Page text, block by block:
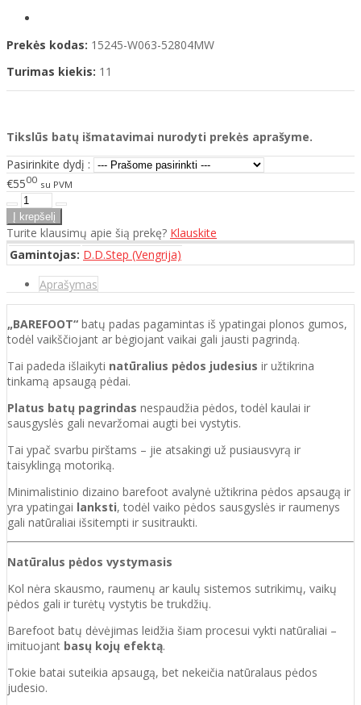
Prekės kodas: 15245-W063-52804MW
Turimas kiekis: 11
Tikslūs batų išmatavimai nurodyti prekės aprašyme.
Pasirinkite dydį :
€5500 su PVM
Turite klausimų apie šią prekę? Klauskite
Gamintojas: D.D.Step (Vengrija)
Aprašymas
„BAREFOOT“ batų padas pagamintas iš ypatingai plonos gumos,
todėl vaikščiojant ar bėgiojant vaikai gali jausti pagrindą.
Tai padeda išlaikyti natūralius pėdos judesius ir užtikrina
tinkamą apsaugą pėdai.
Platus batų pagrindas nespaudžia pėdos, todėl kaulai ir
sausgyslės gali nevaržomai augti bei vystytis.
Tai ypač svarbu pirštams – jie atsakingi už pusiausvyrą ir
taisyklingą motoriką.
Minimalistinio dizaino barefoot avalynė užtikrina pėdos apsaugą ir
yra ypatingai lanksti, todėl vaiko pėdos sausgyslės ir raumenys
gali natūraliai išsitempti ir susitraukti.
Natūralus pėdos vystymasis
Kol nėra skausmo, raumenų ar kaulų sistemos sutrikimų, vaikų
pėdos gali ir turėtų vystytis be trukdžių.
Barefoot batų dėvėjimas leidžia šiam procesui vykti natūraliai –
imituojant basų kojų efektą.
Tokie batai suteikia apsaugą, bet nekeičia natūralaus pėdos
judesio.